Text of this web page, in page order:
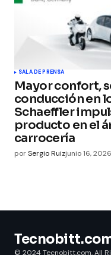
SALA DE PRENSA
Mayor confort,
conducción en
Schaeffler
producto en el
carrocería
porSergio Ruizjunio 16, 2026
© 2024 Tecnobitt.com. All